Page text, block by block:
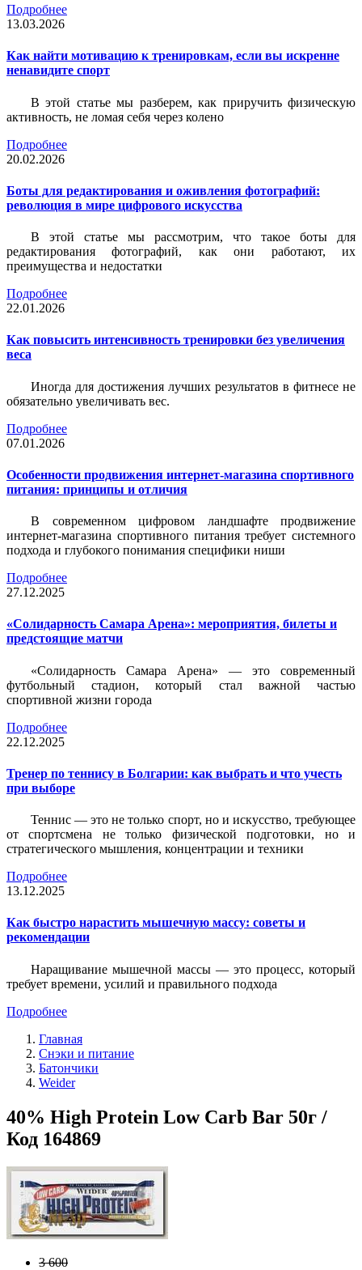
Подробнее
13.03.2026
Как найти мотивацию к тренировкам, если вы искренне
ненавидите спорт
В этой статье мы разберем, как приручить физическую
активность, не ломая себя через колено
Подробнее
20.02.2026
Боты для редактирования и оживления фотографий:
революция в мире цифрового искусства
В этой статье мы рассмотрим, что такое боты для
редактирования фотографий, как они работают, их
преимущества и недостатки
Подробнее
22.01.2026
Как повысить интенсивность тренировки без увеличения
веса
Иногда для достижения лучших результатов в фитнесе не
обязательно увеличивать вес.
Подробнее
07.01.2026
Особенности продвижения интернет-магазина спортивного
питания: принципы и отличия
В современном цифровом ландшафте продвижение
интернет-магазина спортивного питания требует системного
подхода и глубокого понимания специфики ниши
Подробнее
27.12.2025
«Солидарность Самара Арена»: мероприятия, билеты и
предстоящие матчи
«Солидарность Самара Арена» — это современный
футбольный стадион, который стал важной частью
спортивной жизни города
Подробнее
22.12.2025
Тренер по теннису в Болгарии: как выбрать и что учесть
при выборе
Теннис — это не только спорт, но и искусство, требующее
от спортсмена не только физической подготовки, но и
стратегического мышления, концентрации и техники
Подробнее
13.12.2025
Как быстро нарастить мышечную массу: советы и
рекомендации
Наращивание мышечной массы — это процесс, который
требует времени, усилий и правильного подхода
Подробнее
Главная
Снэки и питание
Батончики
Weider
40% High Protein Low Carb Bar 50г /
Код 164869
3 600